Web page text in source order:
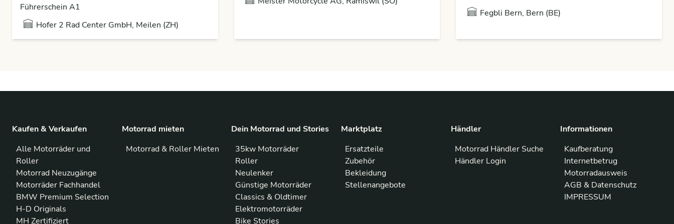
Führerschein A1
Hofer 2 Rad Center GmbH, Meilen (ZH)
Fegbli Bern, Bern (BE)
Kaufen & Verkaufen
Alle Motorräder und
Roller
Motorrad Neuzugänge
Motorräder Fachhandel
BMW Premium Selection
H-D Originals
MH Zertifiziert
Motorrad mieten
Motorrad & Roller Mieten
Dein Motorrad und Stories
35kw Motorräder
Roller
Neulenker
Günstige Motorräder
Classics & Oldtimer
Elektromotorräder
Bike Stories
Marktplatz
Ersatzteile
Zubehör
Bekleidung
Stellenangebote
Händler
Motorrad Händler Suche
Händler Login
Informationen
Kaufberatung
Internetbetrug
Motorradausweis
AGB & Datenschutz
IMPRESSUM